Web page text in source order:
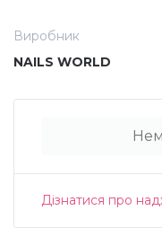
Дезінфекція та
Трикутники
Наліпки гнучкі
Втирки
Виробник
NAILS WORLD
Дізнатися про